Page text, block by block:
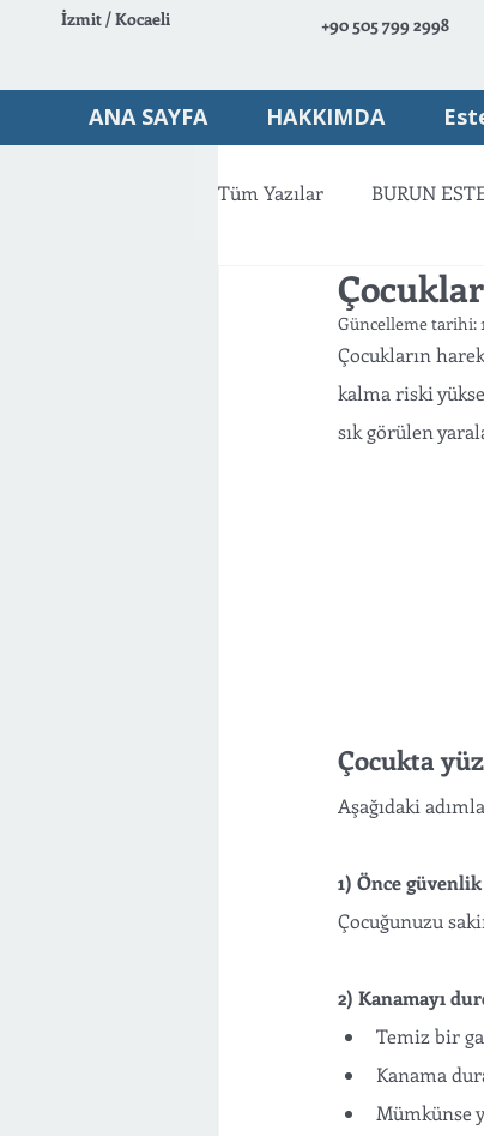
İzmit / Kocaeli +90 505 799 2998
ANA SAYFA HAKKIMDA
Tüm Yazılar BURUN
VÜCUT ESTETİĞİ
Güncelleme tarihi:
Çocukların
kalma riski
sık görülen
Çocukta
Aşağıdaki
1) Önce
Çocuğunuzu
2) Kanamayı
Temiz bir
Kanama
Mümkünse